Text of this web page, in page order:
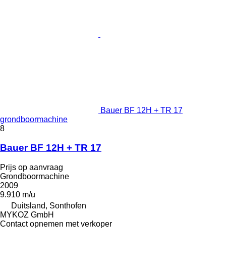
Bauer BF 12H + TR 17
grondboormachine
8
Bauer BF 12H + TR 17
Prijs op aanvraag
Grondboormachine
2009
9.910 m/u
Duitsland, Sonthofen
MYKOZ GmbH
Contact opnemen met verkoper